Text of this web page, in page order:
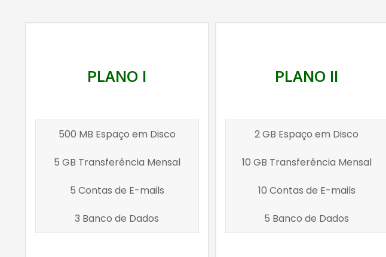
PLANO I
500 MB Espaço em Disco
5 GB Transferência Mensal
5 Contas de E-mails
3 Banco de Dados
PLANO II
2 GB Espaço em Disco
10 GB Transferência Mensal
10 Contas de E-mails
5 Banco de Dados